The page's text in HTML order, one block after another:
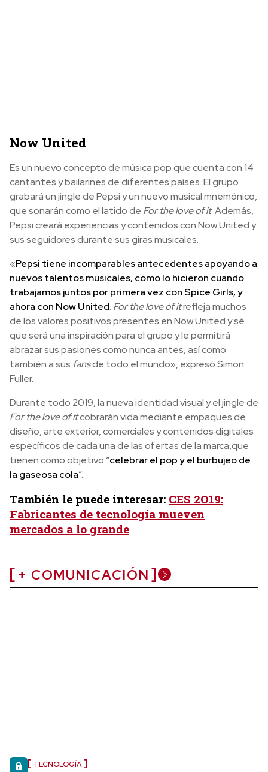
Now United
Es un nuevo concepto de música pop que cuenta con 14
cantantes y bailarines de diferentes países. El grupo
grabará un jingle de Pepsi y un nuevo musical mnemónico,
que sonarán como el latido de For the love of it. Además,
Pepsi creará experiencias y contenidos con Now United y
sus seguidores durante sus giras musicales.
«Pepsi tiene incomparables antecedentes apoyando a
nuevos talentos musicales, como lo hicieron cuando
trabajamos juntos por primera vez con Spice Girls, y
ahora con Now United. For the love of itrefleja muchos
de los valores positivos presentes en Now United y sé
que será una inspiración para el grupo y le permitirá
abrazar sus pasiones como nunca antes, así como
también a sus fansde todo el mundo», expresó Simon
Fuller.
Durante todo 2019, la nueva identidad visual y el jingle de
For the love of itcobrarán vida mediante empaques de
diseño, arte exterior, comerciales y contenidos digitales
específicos de cada una de las ofertas de la marca,que
tienen como objetivo “celebrar el pop y el burbujeo de
la gaseosa cola”.
También le puede interesar: CES 2O19:
Fabricantes de tecnología mueven
mercados a lo grande
+ COMUNICACIÓN
TECNOLOGÍA